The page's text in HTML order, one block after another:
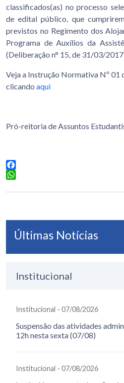
classificados(as) no processo
de edital público, que
previstos no Regimento dos
Programa de Auxílios da
(Deliberação n° 15, de 31/03/
Veja a Instrução Normativa Nº 01
clicando aqui
Pró-reitoria de Assuntos
Facebook
Últimas Notícias
Institucional
Institucional - 07/08/2026
Suspensão das atividades
12h nesta sexta (07/08)
Institucional - 07/08/2026